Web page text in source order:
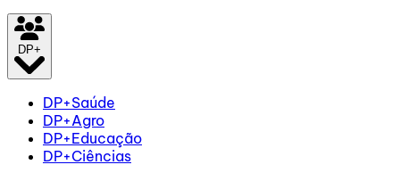
DP+
DP+Saúde
DP+Agro
DP+Educação
DP+Ciências